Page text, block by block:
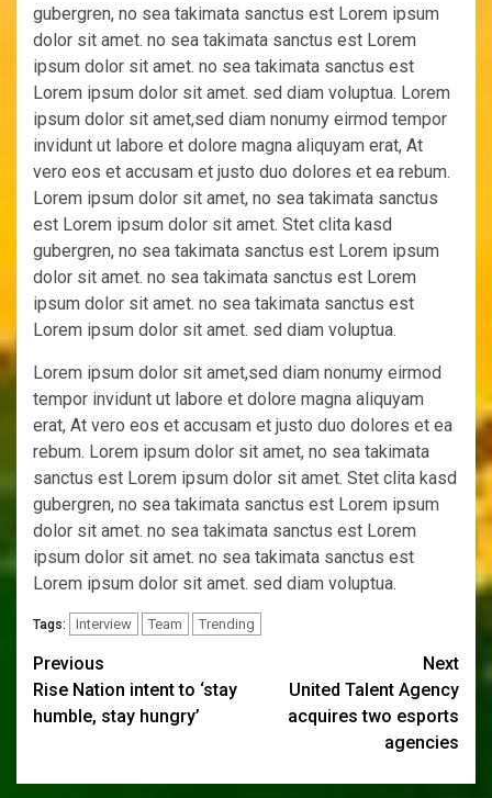
gubergren, no sea takimata sanctus est Lorem ipsum
dolor sit amet. no sea takimata sanctus est Lorem
ipsum dolor sit amet. no sea takimata sanctus est
Lorem ipsum dolor sit amet. sed diam voluptua. Lorem
ipsum dolor sit amet,sed diam nonumy eirmod tempor
invidunt ut labore et dolore magna aliquyam erat, At
vero eos et accusam et justo duo dolores et ea rebum.
Lorem ipsum dolor sit amet, no sea takimata sanctus
est Lorem ipsum dolor sit amet. Stet clita kasd
gubergren, no sea takimata sanctus est Lorem ipsum
dolor sit amet. no sea takimata sanctus est Lorem
ipsum dolor sit amet. no sea takimata sanctus est
Lorem ipsum dolor sit amet. sed diam voluptua.
Lorem ipsum dolor sit amet,sed diam nonumy eirmod
tempor invidunt ut labore et dolore magna aliquyam
erat, At vero eos et accusam et justo duo dolores et ea
rebum. Lorem ipsum dolor sit amet, no sea takimata
sanctus est Lorem ipsum dolor sit amet. Stet clita kasd
gubergren, no sea takimata sanctus est Lorem ipsum
dolor sit amet. no sea takimata sanctus est Lorem
ipsum dolor sit amet. no sea takimata sanctus est
Lorem ipsum dolor sit amet. sed diam voluptua.
Tags: Interview Team Trending
Post
navigation
Previous
Rise Nation intent to ‘stay
humble, stay hungry’
Next
United Talent Agency
acquires two esports
agencies